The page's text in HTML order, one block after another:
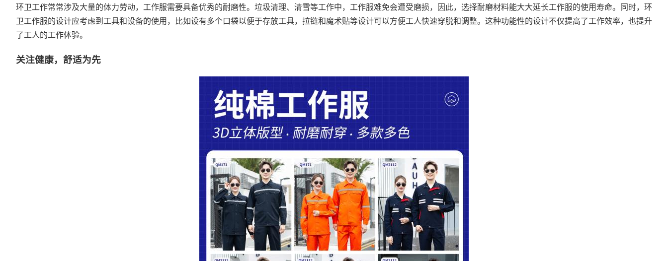
环卫工作常常涉及大量的体力劳动，工作服需要具备优秀的耐磨性。垃圾清理、清雪等工作中，工作服难免会遭受磨损，因此，选择耐磨材料能大大延长工作服的使用寿命。同时，环
卫工作服的设计应考虑到工具和设备的使用，比如设有多个口袋以便于存放工具，拉链和魔术贴等设计可以方便工人快速穿脱和调整。这种功能性的设计不仅提高了工作效率，也提升
了工人的工作体验。
关注健康，舒适为先